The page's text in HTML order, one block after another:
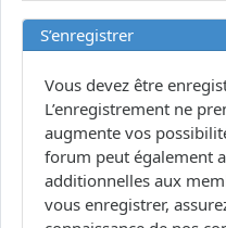
S’enregistrer
Vous devez être
L’enregistrement ne
augmente vos
forum peut également
additionnelles aux
vous enregistrer,